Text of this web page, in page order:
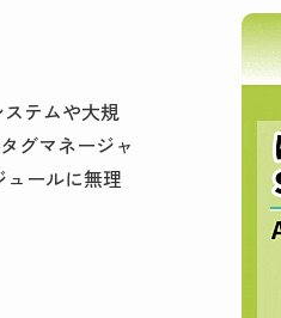
テムや大規
グマネージャ
ールに無理